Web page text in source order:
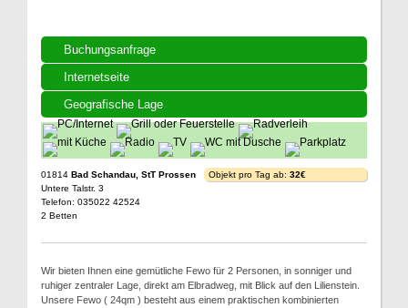
Buchungsanfrage
Internetseite
Geografische Lage
01814 Bad Schandau, StT Prossen
Untere Talstr. 3
Telefon: 035022 42524
2 Betten
Objekt pro Tag ab: 32€
Wir bieten Ihnen eine gemütliche Fewo für 2 Personen, in sonniger und
ruhiger zentraler Lage, direkt am Elbradweg, mit Blick auf den Lilienstein.
Unsere Fewo ( 24qm ) besteht aus einem praktischen kombinierten